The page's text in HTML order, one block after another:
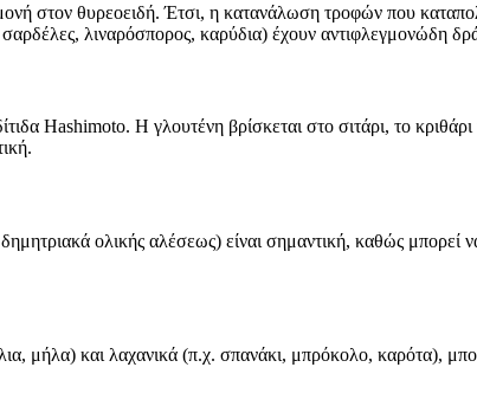
στον θυρεοειδή. Έτσι, η κατανάλωση τροφών που
λιναρόσπορος, καρύδια) έχουν αντιφλεγμονώδη
Hashimoto. Η γλουτένη βρίσκεται στο σιτάρι, το
ολικής αλέσεως) είναι σημαντική, καθώς μπορεί
μήλα) και λαχανικά (π.χ. σπανάκι, μπρόκολο, καρότα),